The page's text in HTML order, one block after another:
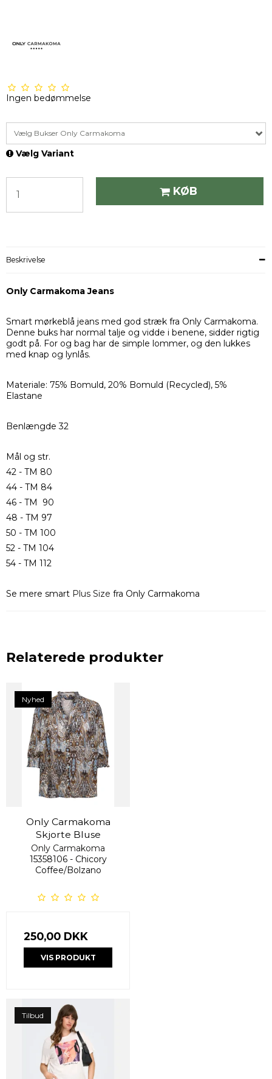
Ingen bedømmelse
Vælg Bukser Only Carmakoma
Vælg Variant
KØB
Beskrivelse
Only Carmakoma Jeans
Smart mørkeblå jeans med god stræk fra Only Carmakoma.
Denne buks har normal talje og vidde i benene, sidder rigtig
godt på. For og bag har de simple lommer, og den lukkes
med knap og lynlås.
Materiale: 75% Bomuld, 20% Bomuld (Recycled), 5%
Elastane
Benlængde 32
Mål og str.
42 - TM 80
44 - TM 84
46 - TM 90
48 - TM 97
50 - TM 100
52 - TM 104
54 - TM 112
Se mere smart Plus Size fra Only Carmakoma
Relaterede produkter
Nyhed
Only Carmakoma
Skjorte Bluse
Only Carmakoma
15358106 - Chicory
Coffee/Bolzano
250,00 DKK
VIS PRODUKT
Tilbud